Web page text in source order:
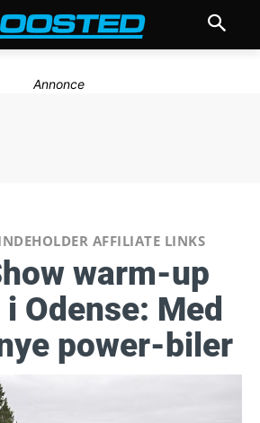
Annonce
AFFILIATE LINKS
warm-up
Odense: Med
power-biler